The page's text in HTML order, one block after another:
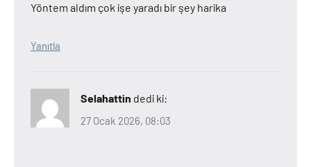
Yöntem aldım çok işe yaradı bir şey harika
Yanıtla
Selahattin dedi ki:
27 Ocak 2026, 08:03